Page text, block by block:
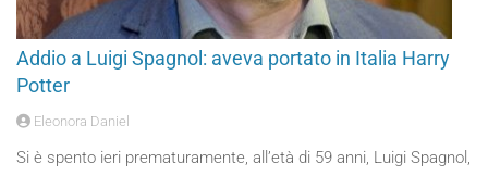
Addio a Luigi Spagnol: aveva portato in Italia Harry
Potter
Eleonora Daniel
Si è spento ieri prematuramente, all’età di 59 anni, Luigi Spagnol,